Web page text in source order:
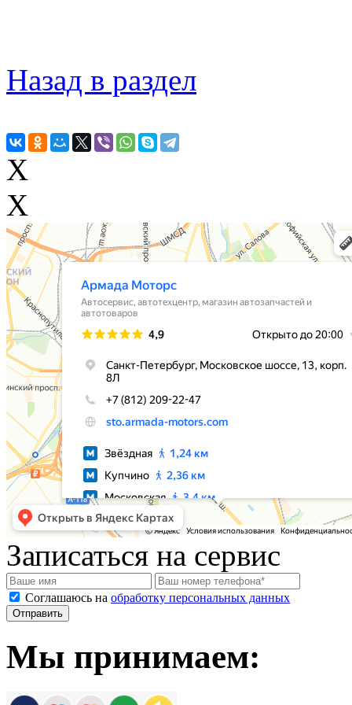
Назад в раздел
X
X
Записаться на сервис
Соглашаюсь на обработку персональных данных
Мы принимаем: